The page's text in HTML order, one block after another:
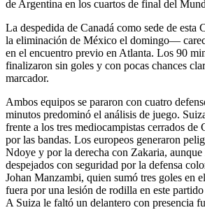
La despedida de Canadá como sede de
la eliminación de México el domingo—
en el encuentro previo en Atlanta. Los 90
finalizaron sin goles y con pocas chances
marcador.
Ambos equipos se pararon con cuatro
minutos predominó el análisis de juego.
frente a los tres mediocampistas cerrados
por las bandas. Los europeos generaron
Ndoye y por la derecha con Zakaria, aunque
despejados con seguridad por la defensa
Johan Manzambi, quien sumó tres goles en
fuera por una lesión de rodilla en este
A Suiza le faltó un delantero con presencia